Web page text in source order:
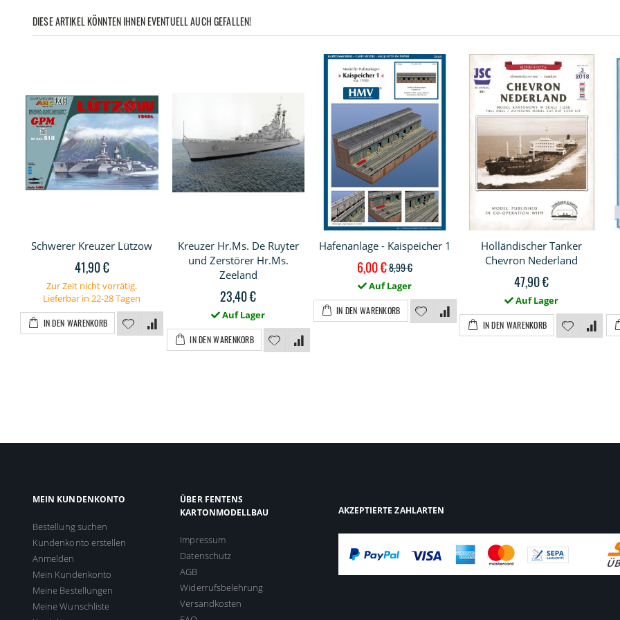
DIESE ARTIKEL KÖNNTEN IHNEN EVENTUELL AUCH GEFALLEN!
Schwerer Kreuzer Lützow
41,90 €
Zur Zeit nicht vorrätig.
Lieferbar in 22-28 Tagen
IN DEN WARENKORB
Kreuzer Hr.Ms. De Ruyter
und Zerstörer Hr.Ms.
Zeeland
23,40 €
Auf Lager
IN DEN WARENKORB
Hafenanlage - Kaispeicher 1
Sonderpreis
6,00 €8,99 €
Auf Lager
IN DEN WARENKORB
Holländischer Tanker
Chevron Nederland
47,90 €
Auf Lager
IN DEN WARENKORB
MEIN KUNDENKONTO
Bestellung suchen
Kundenkonto erstellen
Anmelden
Mein Kundenkonto
Meine Bestellungen
Meine Wunschliste
ÜBER FENTENS
KARTONMODELLBAU
Impressum
Datenschutz
AGB
Widerrufsbelehrung
Versandkosten
AKZEPTIERTE ZAHLARTEN